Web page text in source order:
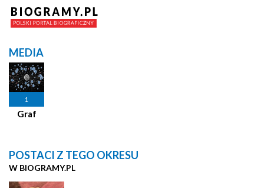
MEDIA
1
Graf
POSTACI Z TEGO OKRESU
W BIOGRAMY.PL